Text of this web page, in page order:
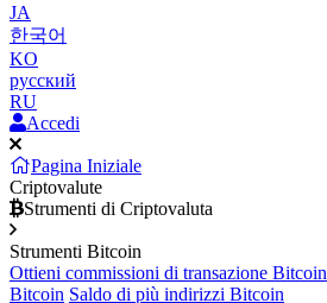
JA
한국어
KO
русский
RU
Accedi
Pagina Iniziale
Criptovalute
Strumenti di Criptovaluta
Strumenti Bitcoin
Ottieni commissioni di transazione Bitcoin
Bitcoin Saldo di più indirizzi Bitcoin